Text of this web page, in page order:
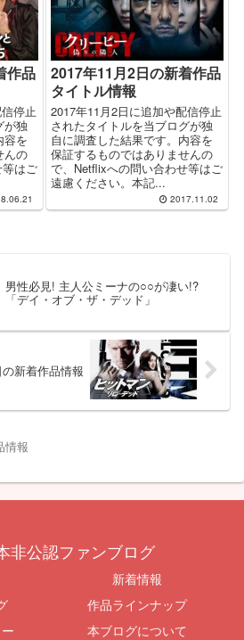
作品
停止
が独
容を
んの
はご
2017年11月2日の新着作品
タイトル情報
2017年11月2日に追加や配信停止
されたタイトルを当ブログが独
自に調査した結果です。内容を
保証するものではありませんの
で、Netflixへの問い合わせ等はご
遠慮ください。本記...
2017.11.02
男性必見! 主人公ミーナの○○が凄い!?
「デイ・オブ・ザ・デッド」
新着作品情報
情報
非公認ファンブログ
新着情報
作品ラインナップ
本ブログについて